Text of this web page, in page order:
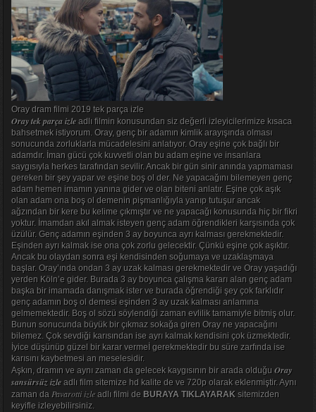
Oray dram filmi 2019 tek parça izle
Oray tek parça izleadlı filmin konusundan siz değerli izleyicilerimize kısaca
bahsetmek istiyorum. Oray, genç bir adamın kimlik arayışında olması
sonucunda zorluklarla mücadelesini anlatıyor. Oray eşine çok bağlı bir
adamdır. İman gücü çok kuvvetli olan bu adam eşine ve insanlara
saygısıyla herkes tarafından sevilir. Ancak bir gün sinir anında yapmaması
gereken bir şey yapar ve eşine boş ol der. Ne yapacağını bilemeyen genç
adam hemen imamın yanına gider ve olan biteni anlatır. Eşine çok aşık
olan adam ona boş ol demenin pişmanlığıyla yanıp tutuşur ancak
ağzından bir kere bu kelime çıkmıştır ve ne yapacağı konusunda hiç bir fikri
yoktur. İmamdan akıl almak isteyen genç adam öğrendikleri karşısında çok
üzülür. Genç adamın eşinden 3 ay boyunca ayrı kalması gerekmektedir.
Eşinden ayrı kalmak ise ona çok zorlu gelecektir. Çünkü eşine çok aşıktır.
Ancak bu olaydan sonra eşi kendisinden soğumaya ve uzaklaşmaya
başlar. Oray’ında ondan 3 ay uzak kalması gerekmektedir ve Oray yaşadığı
yerden Köln’e gider. Burada 3 ay boyunca çalışma kararı alan genç adam
başka bir imamada danışmak ister ve burada öğrendiği şey çok farklıdır
genç adamın boş ol demesi eşinden 3 ay uzak kalması anlamına
gelmemektedir. Boş ol sözü söylendiği zaman evlilik tamamiyle bitmiş olur.
Bunun sonucunda büyük bir çıkmaz sokağa giren Oray ne yapacağını
bilemez. Çok sevdiği karısından ise ayrı kalmak kendisini çok üzmektedir.
İyice düşünüp güzel bir karar vermeİ gerekmektedir bu süre zarfında ise
karısını kaybetmesi an meselesidir.
Aşkın, dramın ve aynı zaman da gelecek kaygısının bir arada olduğu Oray
sansürsüz izleadlı film sitemize hd kalite de ve 720p olarak eklenmiştir. Aynı
zaman da Pavarotti izleadlı filmi de BURAYA TIKLAYARAKsitemizden
keyifle izleyebilirsiniz.